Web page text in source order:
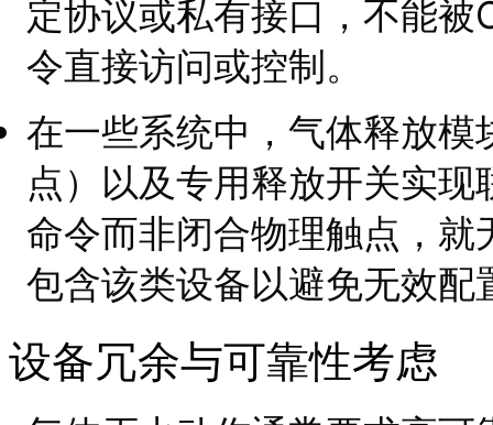
定协议或私有接口，不能
令直接访问或控制。
在一些系统中，气体释放
点）以及专用释放开关实
命令而非闭合物理触点，
包含该类设备以避免无效配
设备冗余与可靠性考虑